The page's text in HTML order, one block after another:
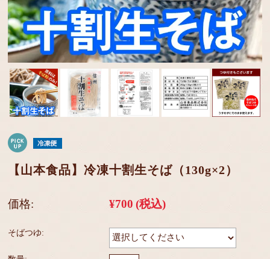
【山本食品】冷凍十割生そば（130g×2）
価格: ¥700 (税込)
そばつゆ: